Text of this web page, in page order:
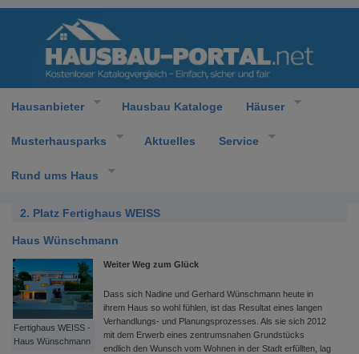
Hausanbieter Hausbau Kataloge Häuser
Musterhausparks Aktuelles Service
Rund ums Haus
2. Platz Fertighaus WEISS
Haus Wünschmann
Fertighaus WEISS -
Haus Wünschmann
Weiter Weg zum Glück
Dass sich Nadine und Gerhard Wünschmann heute in
ihrem Haus so wohl fühlen, ist das Resultat eines langen
Verhandlungs- und Planungsprozesses. Als sie sich 2012
mit dem Erwerb eines zentrumsnahen Grundstücks
endlich den Wunsch vom Wohnen in der Stadt erfüllten, lag